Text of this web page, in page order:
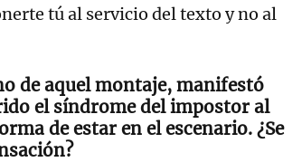
tú al servicio del texto y no al
de aquel montaje, manifestó
el síndrome del impostor al
de estar en el escenario. ¿Se